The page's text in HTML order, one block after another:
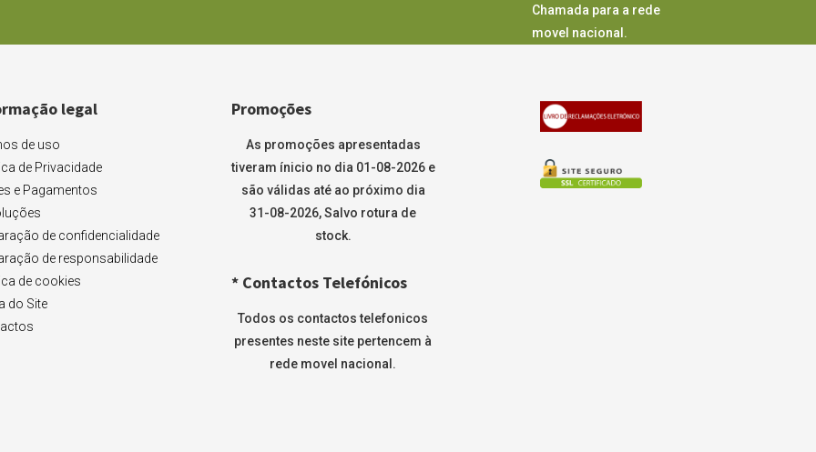
Chamada para a rede
movel nacional.
legal
de uso
de Privacidade
e Pagamentos
de confidencialidade
de responsabilidade
de cookies
do Site
Promoções
As promoções apresentadas
tiveram ínicio no dia 01-08-2026 e
são válidas até ao próximo dia
31-08-2026, Salvo rotura de
stock.
* Contactos Telefónicos
Todos os contactos telefonicos
presentes neste site pertencem à
rede movel nacional.